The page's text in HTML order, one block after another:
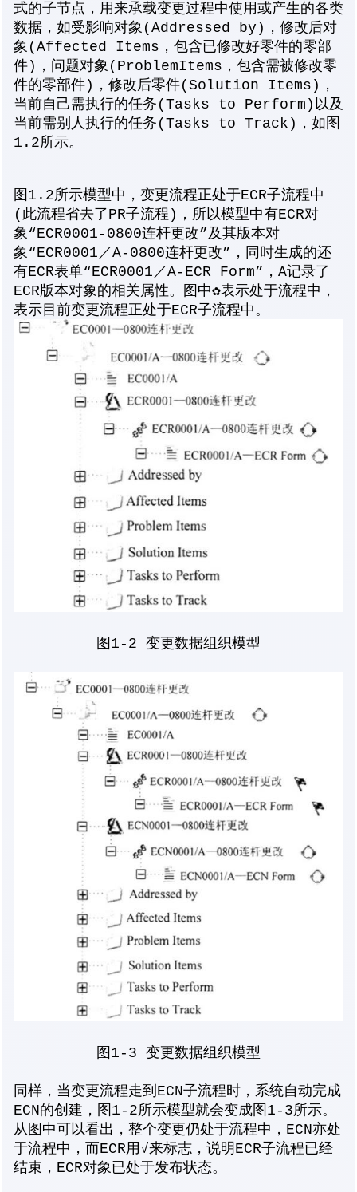
式的子节点，用来承载变更过程中使用或产生的各类
数据，如受影响对象(Addressed by)，修改后对
象(Affected Items，包含已修改好零件的零部
件)，问题对象(ProblemItems，包含需被修改零
件的零部件)，修改后零件(Solution Items)，
当前自己需执行的任务(Tasks to Perform)以及
当前需别人执行的任务(Tasks to Track)，如图
1.2所示。
图1.2所示模型中，变更流程正处于ECR子流程中
(此流程省去了PR子流程)，所以模型中有ECR对
象“ECR0001-0800连杆更改”及其版本对
象“ECR0001／A-0800连杆更改”，同时生成的还
有ECR表单“ECR0001／A-ECR Form”，A记录了
ECR版本对象的相关属性。图中✿表示处于流程中，
表示目前变更流程正处于ECR子流程中。
图1-2 变更数据组织模型
图1-3 变更数据组织模型
同样，当变更流程走到ECN子流程时，系统自动完成
ECN的创建，图1-2所示模型就会变成图1-3所示。
从图中可以看出，整个变更仍处于流程中，ECN亦处
于流程中，而ECR用√来标志，说明ECR子流程已经
结束，ECR对象已处于发布状态。